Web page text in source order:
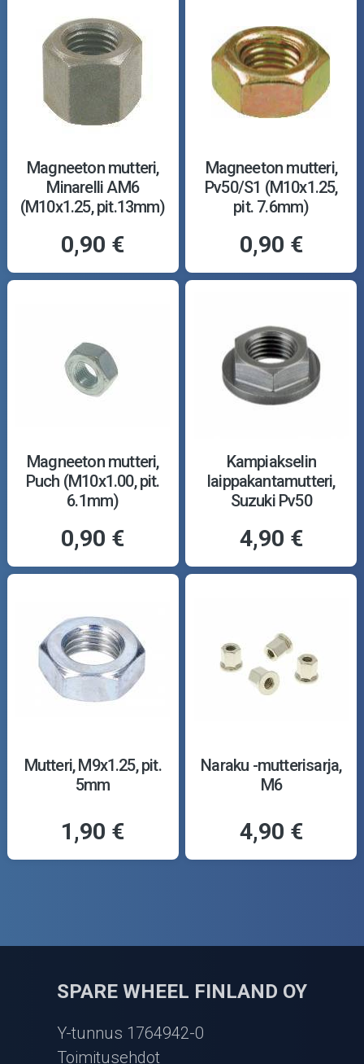
Magneeton mutteri,
Minarelli AM6
(M10x1.25, pit.13mm)
0,90 €
Magneeton mutteri,
Pv50/S1 (M10x1.25,
pit. 7.6mm)
0,90 €
Magneeton mutteri,
Puch (M10x1.00, pit.
6.1mm)
0,90 €
Kampiakselin
laippakantamutteri,
Suzuki Pv50
4,90 €
Mutteri, M9x1.25, pit.
5mm
1,90 €
Naraku -mutterisarja,
M6
4,90 €
SPARE WHEEL FINLAND OY
Y-tunnus 1764942-0
Toimitusehdot